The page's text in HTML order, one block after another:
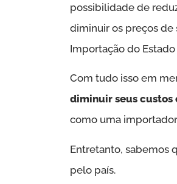
possibilidade de
diminuir os preços de
Importação do
Com tudo isso em
diminuir seus custos
como uma
Entretanto, sabemos
pelo país.